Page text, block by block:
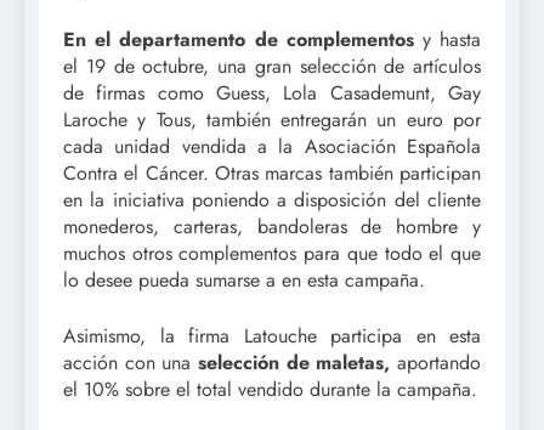
En el departamento de complementosy hasta
el 19 de octubre, una gran selección de artículos
de firmas como Guess, Lola Casademunt, Gay
Laroche y Tous, también entregarán un euro por
cada unidad vendida a la Asociación Española
Contra el Cáncer. Otras marcas también participan
en la iniciativa poniendo a disposición del cliente
monederos, carteras, bandoleras de hombre y
muchos otros complementos para que todo el que
lo desee pueda sumarse a en esta campaña.
Asimismo, la firma Latouche participa en esta
acción con una selección de maletas, aportando
el 10% sobre el total vendido durante la campaña.